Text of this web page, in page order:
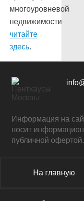
многоуровневой
недвижимости
читайте
здесь.
Информация на
носит
публичной офертой.
На главную